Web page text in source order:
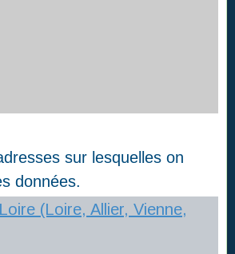
sur lesquelles on
données.
(Loire, Allier, Vienne,